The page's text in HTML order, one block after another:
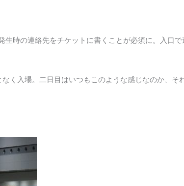
時の連絡先をチケットに書くことが必須に。入口で
入場。二日目はいつもこのような感じなのか、そ